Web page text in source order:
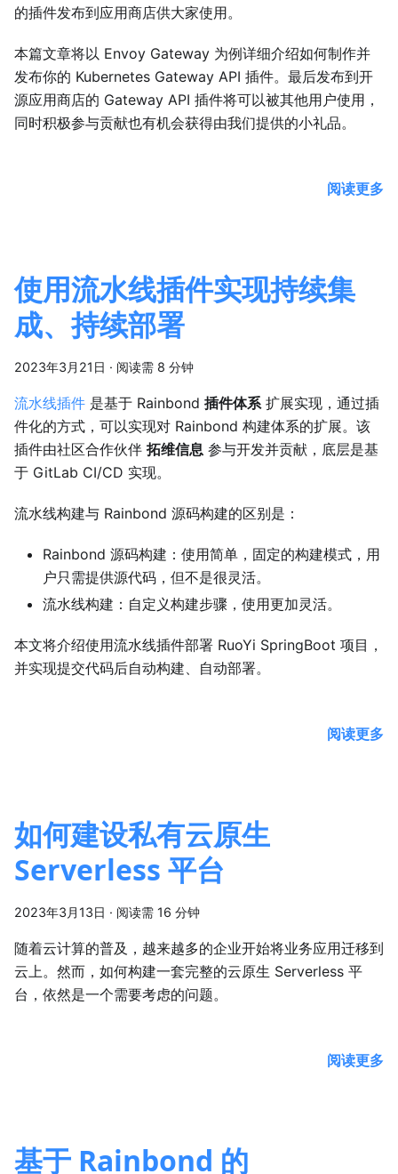
的插件发布到应用商店供大家使用。
本篇文章将以 Envoy Gateway 为例详细介绍如何制作并
发布你的 Kubernetes Gateway API 插件。最后发布到开
源应用商店的 Gateway API 插件将可以被其他用户使用，
同时积极参与贡献也有机会获得由我们提供的小礼品。
阅读更多
使用流水线插件实现持续集
成、持续部署
2023年3月21日 · 阅读需 8 分钟
流水线插件 是基于 Rainbond 插件体系扩展实现，通过插
件化的方式，可以实现对 Rainbond 构建体系的扩展。该
插件由社区合作伙伴 拓维信息 参与开发并贡献，底层是基
于 GitLab CI/CD 实现。
流水线构建与 Rainbond 源码构建的区别是：
Rainbond 源码构建：使用简单，固定的构建模式，用
户只需提供源代码，但不是很灵活。
流水线构建：自定义构建步骤，使用更加灵活。
本文将介绍使用流水线插件部署 RuoYi SpringBoot 项目，
并实现提交代码后自动构建、自动部署。
阅读更多
如何建设私有云原生
Serverless 平台
2023年3月13日 · 阅读需 16 分钟
随着云计算的普及，越来越多的企业开始将业务应用迁移到
云上。然而，如何构建一套完整的云原生 Serverless 平
台，依然是一个需要考虑的问题。
阅读更多
基于 Rainbond 的